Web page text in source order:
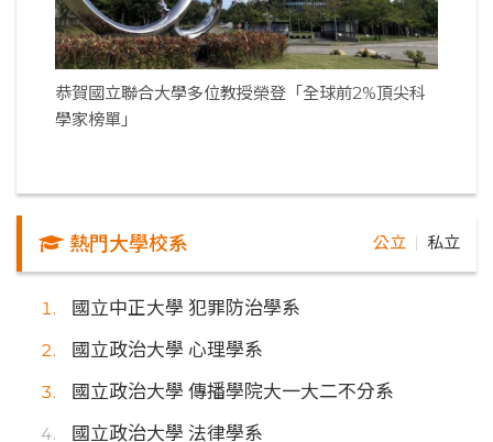
恭賀國立聯合大學多位教授榮登「全球前2%頂尖科
學家榜單」
熱門大學校系 公立 私立
國立中正大學 犯罪防治學系
國立政治大學 心理學系
國立政治大學 傳播學院大一大二不分系
國立政治大學 法律學系